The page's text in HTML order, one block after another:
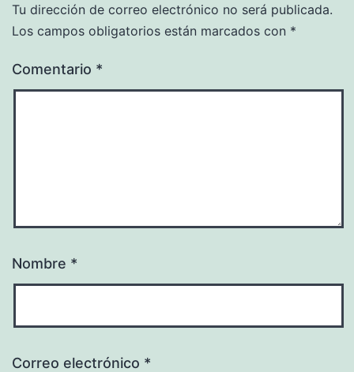
Tu dirección de correo electrónico no será publicada.
Los campos obligatorios están marcados con *
Comentario *
Nombre *
Correo electrónico *